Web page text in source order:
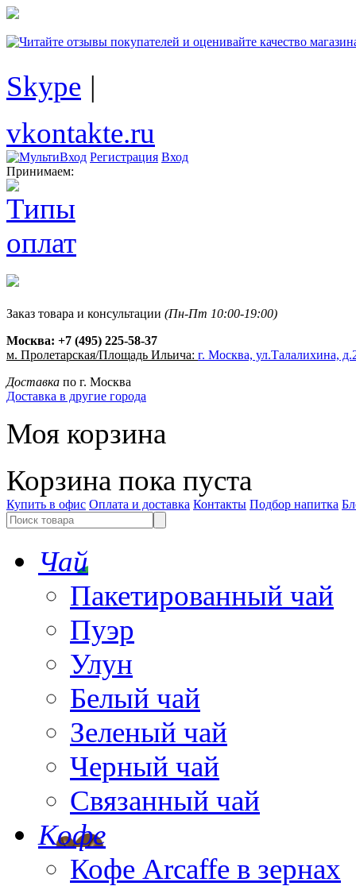
Skype |
vkontakte.ru
Регистрация Вход
Принимаем:
Заказ товара и консультации (Пн-Пт 10:00-19:00)
Москва: +7 (495) 225-58-37
м. Пролетарская/Площадь Ильича: г. Москва, ул.Талалихина,
Доставка по г. Москва
Доставка в другие города
Моя корзина
Корзина пока пуста
Купить в офис Оплата и доставка Контакты Подбор напитка
Чай
Пакетированный чай
Пуэр
Улун
Белый чай
Зеленый чай
Черный чай
Связанный чай
Кофе
Кофе Arcaffe в зернах